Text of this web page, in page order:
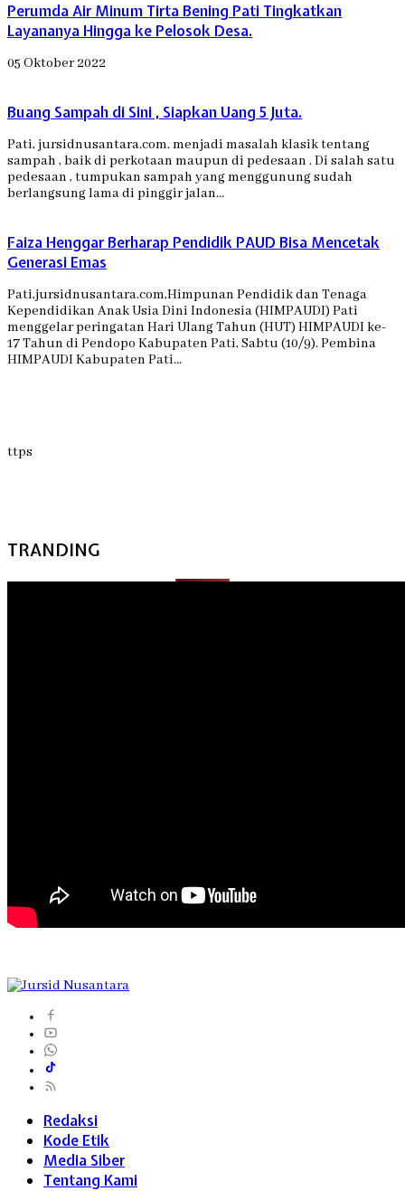
Perumda Air Minum Tirta Bening Pati Tingkatkan
Layananya Hingga ke Pelosok Desa.
05 Oktober 2022
Buang Sampah di Sini , Siapkan Uang 5 Juta.
Pati, jursidnusantara.com. menjadi masalah klasik tentang
sampah , baik di perkotaan maupun di pedesaan . Di salah satu
pedesaan , tumpukan sampah yang menggunung sudah
berlangsung lama di pinggir jalan…
Faiza Henggar Berharap Pendidik PAUD Bisa Mencetak
Generasi Emas
Pati,jursidnusantara.com,Himpunan Pendidik dan Tenaga
Kependidikan Anak Usia Dini Indonesia (HIMPAUDI) Pati
menggelar peringatan Hari Ulang Tahun (HUT) HIMPAUDI ke-
17 Tahun di Pendopo Kabupaten Pati, Sabtu (10/9). Pembina
HIMPAUDI Kabupaten Pati…
ttps
TRANDING
Redaksi
Kode Etik
Media Siber
Tentang Kami